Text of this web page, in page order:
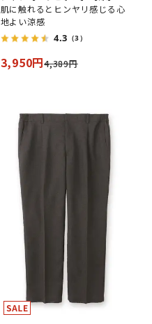
肌に触れるとヒンヤリ感じる心
地よい涼感
4.3 （3）
3,950円4,389円